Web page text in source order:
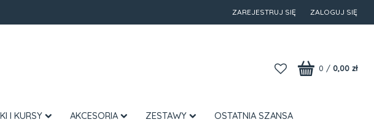
ZAREJESTRUJ SIĘ ZALOGUJ SIĘ
0 / 0,00 zł
I KURSY AKCESORIA ZESTAWY OSTATNIA SZANSA